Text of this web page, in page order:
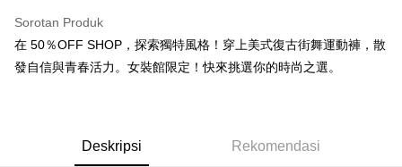
Plus PAY
OP Pay Later
Perkhidmatan ini disediakan oleh Taiwan Mobile dan tersedia untuk
Sorotan Produk
在 50％OFF SHOP，探索獨特風格！穿上美式復古街舞運動褲，散
發自信與青春活力。女裝館限定！快來挑選你的時尚之選。
Deskripsi Rekomendasi